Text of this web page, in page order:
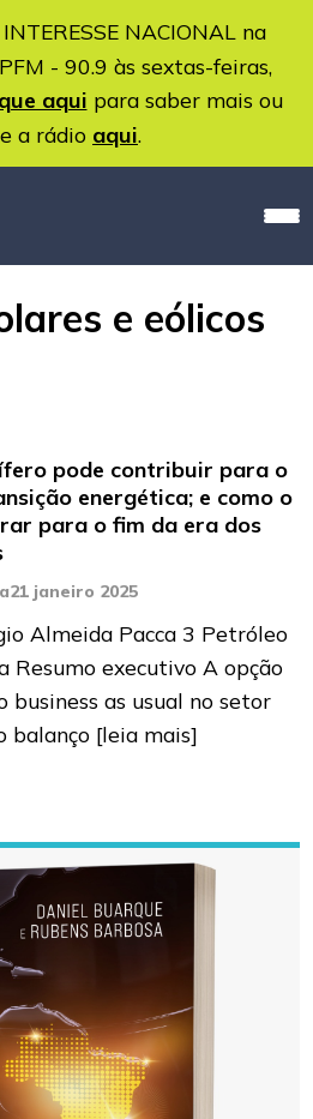
NACIONAL na
- 90.9 às sextas-feiras,
aqui para saber mais ou
a rádio aqui.
e eólicos
pode contribuir para o
energética; e como o
para o fim da era dos
21 janeiro 2025
Almeida Pacca 3 Petróleo
Resumo executivo A opção
business as usual no setor
balanço [leia mais]